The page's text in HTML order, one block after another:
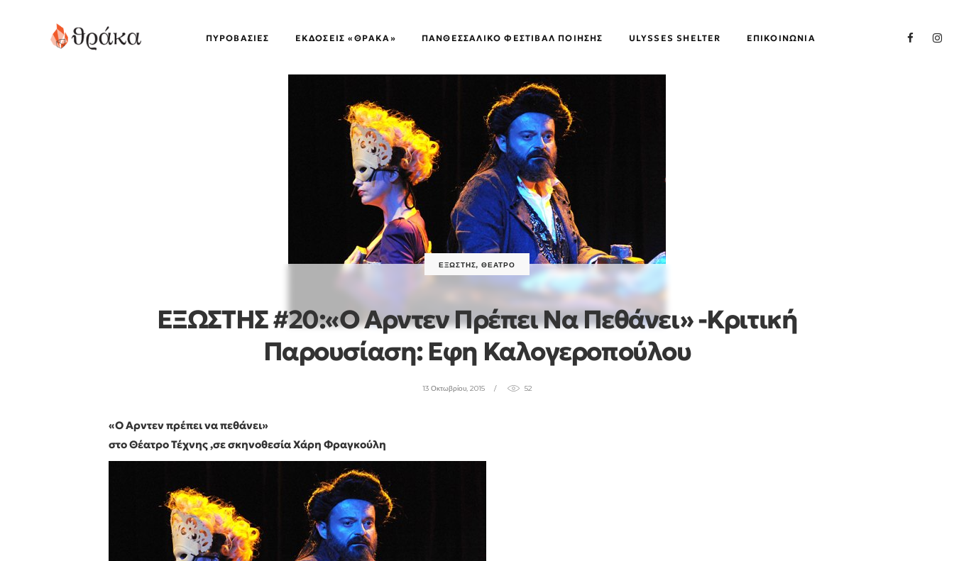
ΠΥΡΟΒΑΣΊΕΣ EΚΔΌΣΕΙΣ «ΘΡΑΚΑ» ΠΑΝΘΕΣΣΑΛΙΚΌ ΦΕΣΤΙΒΆΛ ΠΟΊΗΣΗΣ ULYSSES SHELTER ΕΠΙΚΟΙΝΩΝΊΑ
ΕΞΏΣΤΗΣ, ΘΈΑΤΡΟ
ΕΞΩΣΤΗΣ #20:«Ο Αρντεν Πρέπει Να Πεθάνει» -Κριτική
Παρουσίαση: Εφη Καλογεροπούλου
13 Οκτωβρίου, 2015 52
«Ο Αρντεν πρέπει να πεθάνει»
στο Θέατρο Τέχνης,σε σκηνοθεσία Χάρη Φραγκούλη